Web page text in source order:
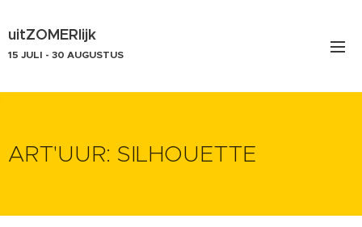
uitZOMERlijk
15 JULI - 30 AUGUSTUS
ART'UUR: SILHOUETTE